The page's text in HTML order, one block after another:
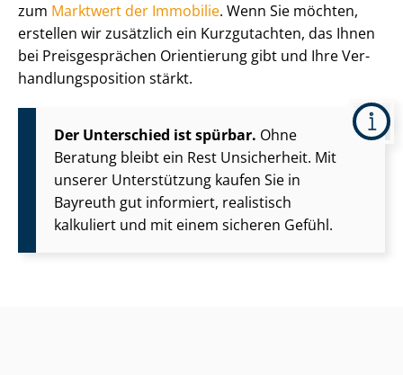
zum Marktwert der Immobilie. Wenn Sie möchten,
erstellen wir zusätzlich ein Kurzgutachten, das Ihnen
bei Preisgesprächen Orientierung gibt und Ihre Ver­
hand­lungs­po­si­ti­on stärkt.
Der Unterschied ist spürbar. Ohne
Beratung bleibt ein Rest Unsicherheit. Mit
unserer Unterstützung kaufen Sie in
Bayreuth gut informiert, realistisch
kalkuliert und mit einem sicheren Gefühl.